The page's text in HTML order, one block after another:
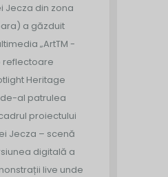
Jecza din zona
a găzduit
„ArtTM -
reflectoare
Heritage
al patrulea
proiectului
Jecza – scenă
digitală a
live unde